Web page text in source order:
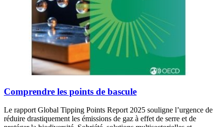
Comprendre les points de bascule
Le rapport Global Tipping Points Report 2025 souligne l’urgence de
réduire drastiquement les émissions de gaz à effet de serre et de